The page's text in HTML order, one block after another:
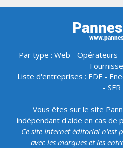
Par type : Web - Opérateurs -
Liste d'entreprises : EDF-
- SFR
Vous êtes sur le site
indépendant d'aide en cas de
Ce site Internet éditorial n'est
avec les marques et les